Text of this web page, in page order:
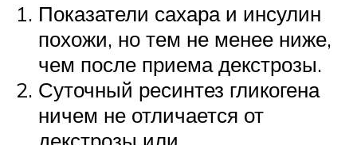
Показатели сахара и инсулин
похожи, но тем не менее ниже,
чем после приема декстрозы.
Суточный ресинтез гликогена
ничем не отличается от